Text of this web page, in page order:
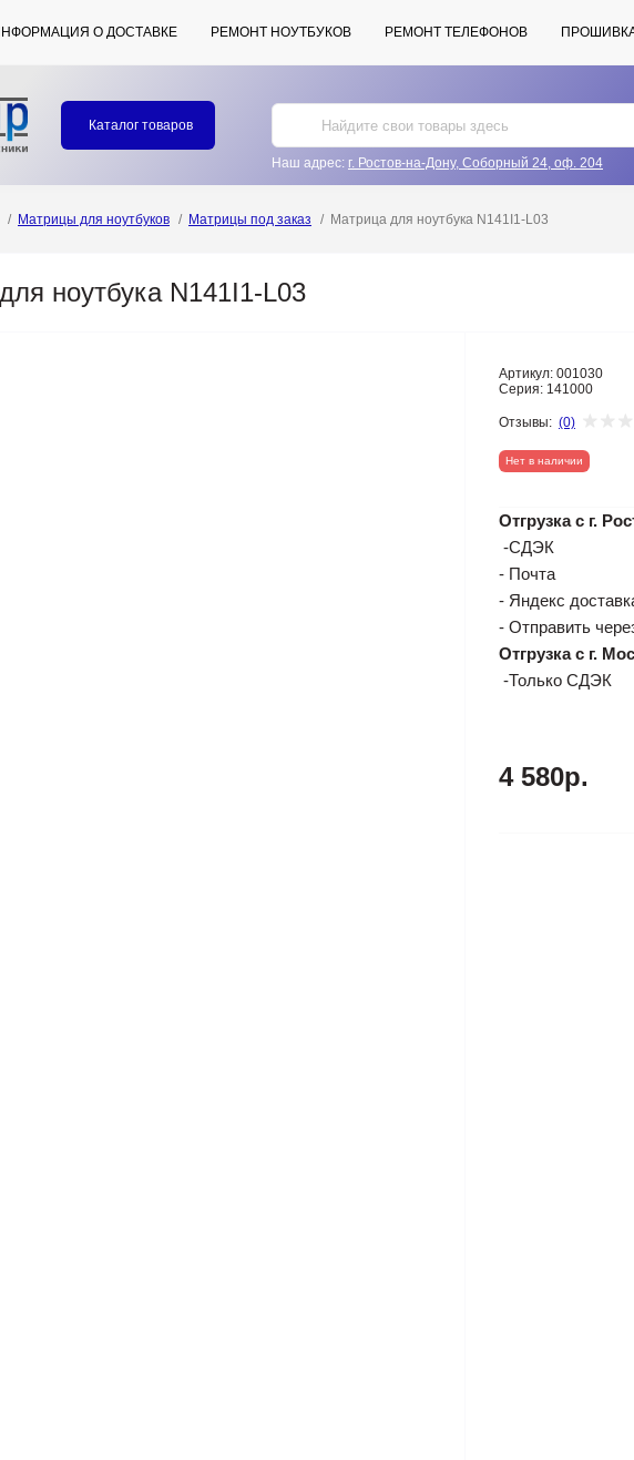
О ДОСТАВКЕ РЕМОНТ НОУТБУКОВ РЕМОНТ ТЕЛЕФОНОВ
Каталог товаров
Наш адрес: г. Ростов-на-Дону, Соборный 24, оф. 204
Матрицы для ноутбуков Матрицы под заказ Матрица для ноутбука N141I1-L03
ноутбука N141I1-L03
Артикул: 001030
Серия: 141000
Отзывы: (0)
Нет в наличии
Отгрузка с г.
-СДЭК
- Почта
- Яндекс
- Отправить
Отгрузка с г.
-Только СДЭК
4 580р.